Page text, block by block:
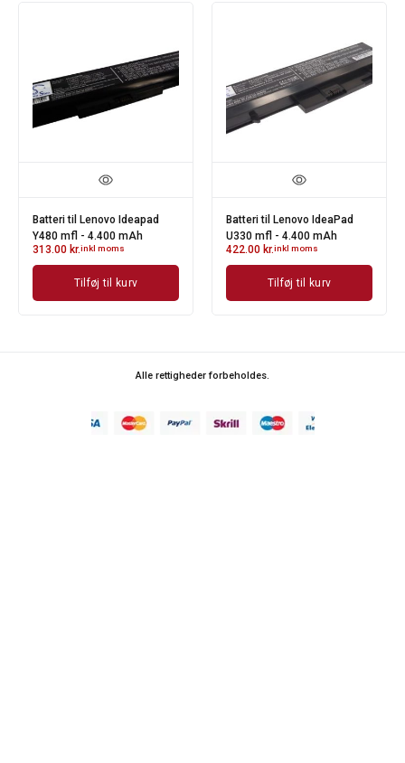
Batteri til Lenovo Ideapad
Y480 mfl - 4.400 mAh
313.00 kr.inkl moms
Tilføj til kurv
Batteri til Lenovo IdeaPad
U330 mfl - 4.400 mAh
422.00 kr.inkl moms
Tilføj til kurv
Alle rettigheder forbeholdes.